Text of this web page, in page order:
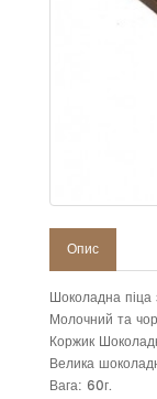
Опис
Шоколадна
Молочний та
Коржик
Велика
Вага: 60г.